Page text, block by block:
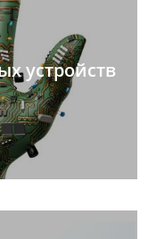
устройств